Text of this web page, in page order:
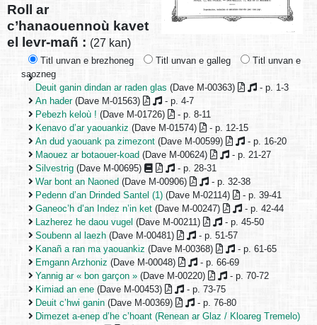
Roll ar
c’hanaouennoù kavet
el levr-mañ : (27 kan)
Titl unvan e brezhoneg Titl unvan e galleg
Titl unvan e
saozneg
Deuit ganin dindan ar raden glas (Dave M-00363)
- p. 1-3
An hader(Dave M-01563)
- p. 4-7
Pebezh keloù ! (Dave M-01726)
- p. 8-11
Kenavo d’ar yaouankiz (Dave M-01574)
- p. 12-15
An dud yaouank pa zimezont (Dave M-00599)
- p. 16-20
Maouez ar botaouer-koad (Dave M-00624)
- p. 21-27
Silvestrig (Dave M-00695)
- p. 28-31
War bont an Naoned (Dave M-00906)
- p. 32-38
Pedenn d’an Drinded Santel (1) (Dave M-02114)
- p. 39-41
Ganeoc’h d’an Indez n’in ket (Dave M-00247)
- p. 42-44
Lazherez he daou vugel (Dave M-00211)
- p. 45-50
Soubenn al laezh (Dave M-00481)
- p. 51-57
Kanañ a ran ma yaouankiz (Dave M-00368)
- p. 61-65
Emgann Arzhoniz (Dave M-00048)
- p. 66-69
Yannig ar « bon garçon » (Dave M-00220)
- p. 70-72
Kimiad an ene (Dave M-00453)
- p. 73-75
Deuit c’hwi ganin (Dave M-00369)
- p. 76-80
Dimezet a-enep d’he c’hoant (Renean ar Glaz / Kloareg Tremelo)